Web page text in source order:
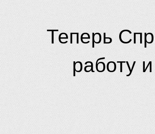
Теперь
работу